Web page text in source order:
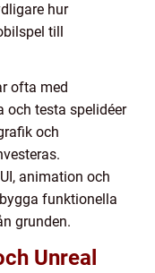
hur
till
ofta med
och testa spelidéer
och
animation och
funktionella
grunden.
Unreal